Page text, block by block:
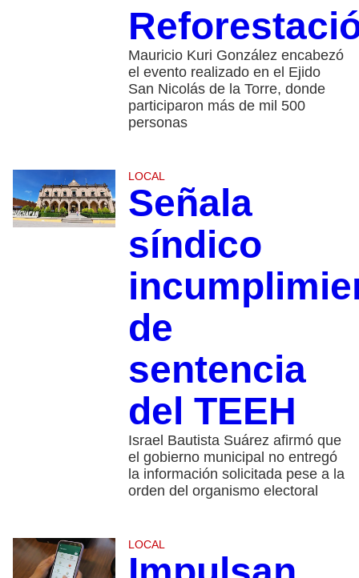
Mauricio Kuri González encabezó
el evento realizado en el Ejido
San Nicolás de la Torre, donde
participaron más de mil 500
personas
LOCAL
Señala
síndico
de
sentencia
del TEEH
Israel Bautista Suárez afirmó que
el gobierno municipal no entregó
la información solicitada pese a la
orden del organismo electoral
LOCAL